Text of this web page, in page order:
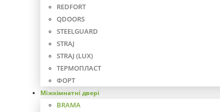
REDFORT
QDOORS
STEELGUARD
STRAJ
STRAJ (LUX)
ТЕРМОПЛАСТ
ФОРТ
Міжкімнатні двері
BRAMA